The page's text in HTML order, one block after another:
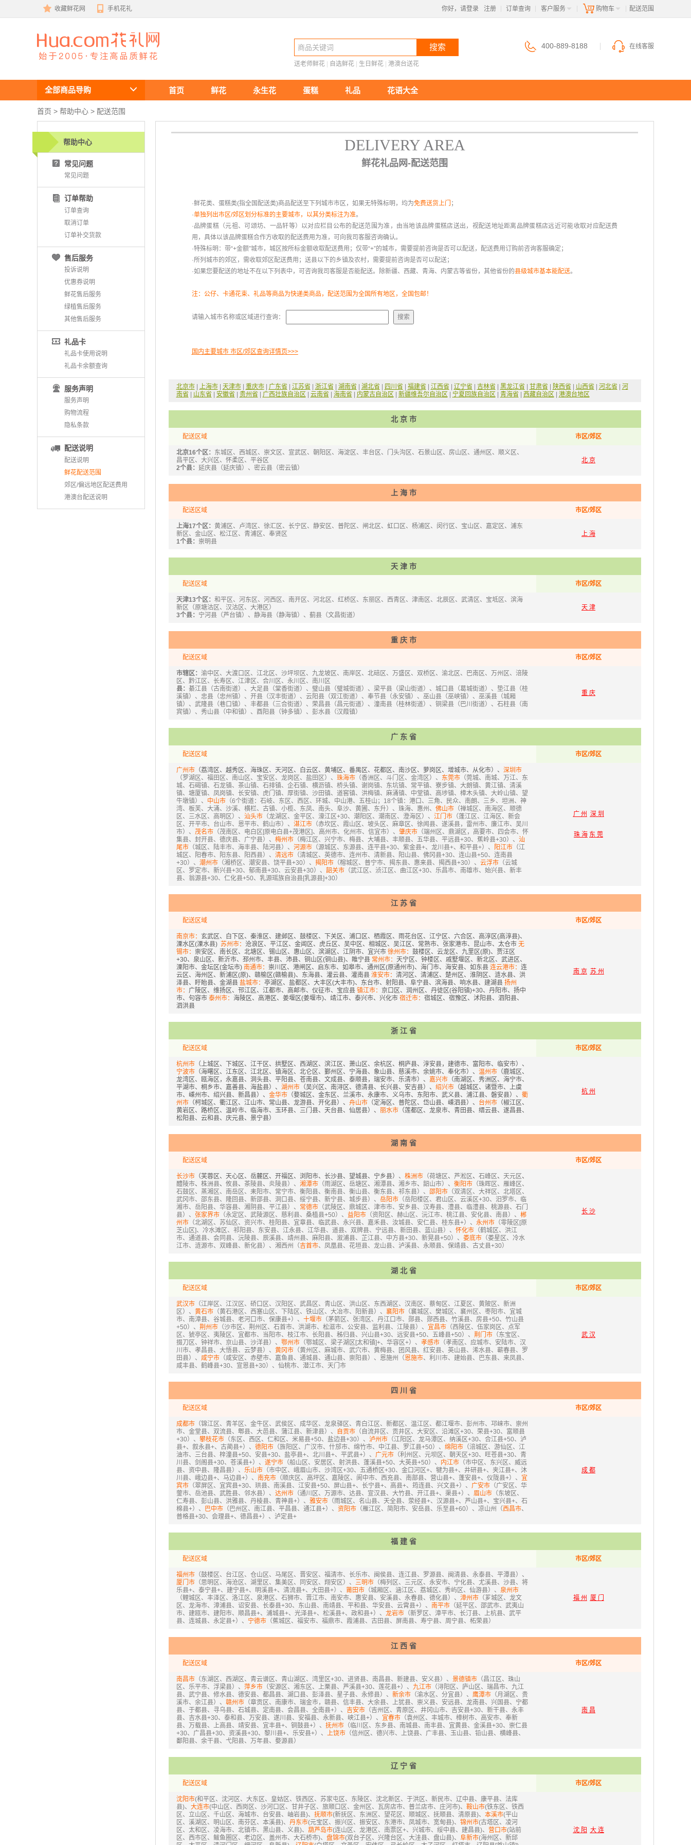
收藏鲜花网 手机花礼 你好，请登录 注册 订单查询 客户服务 购物车 配送范围
鲜花速递
搜索
送老师鲜花 自选鲜花 生日鲜花 港澳台送花
400-889-8188 在线客服
全部商品导购 首页 鲜花 永生花 蛋糕 礼品 花语大全
首页 > 帮助中心 > 配送范围
DELIVERY AREA
鲜花礼品网-配送范围
·鲜花类、蛋糕类(指全国配送类)商品配送至下列城市市区，如果无特殊标明，均为免费送货上门
；
·单独列出市区/郊区划分标准的主要城市，以其分类标注为准。
·品牌蛋糕（元祖、可颂坊、一品轩等）以对应栏目公布的配送范围为准，由当地该品牌蛋糕店送出，视配送地址距离品牌蛋糕店远近可能收取对应配送费
用，具体以该品牌蛋糕合作方收取的配送费用为准，可向我司客服咨询确认。
·特殊标明：带“+金额”城市，城区按所标金额收取配送费用；仅带“+”的城市，需要提前咨询是否可以配送，配送费用订购前咨询客服确定；
·所列城市的郊区，需收取郊区配送费用；送县以下的乡镇及农村，需要提前咨询是否可以配送；
·如果您要配送的地址不在以下列表中，可咨询我司客服是否能配送。除新疆、西藏、青海、内蒙古等省份，其他省份的县级城市基本能配送。
注：公仔、卡通花束、礼品等商品为快递类商品，配送范围为全国所有地区，全国包邮！
请输入城市名称或区域进行查询：
国内主要城市 市区/郊区查询详情页>>>
北京市 | 上海市 | 天津市 | 重庆市 | 广东省 | 江苏省 | 浙江省 | 湖南省 | 湖北省 | 四川省 | 福建省 | 江西省 | 辽宁省 | 吉林省 | 黑龙江省 | 甘肃省 | 陕西省 | 山西省 | 河北省 | 河
南省 | 山东省 | 安徽省 | 贵州省 | 广西壮族自治区 云南省 | 海南省 | 内蒙古自治区 新疆维吾尔自治区 宁夏回族自治区 青海省 | 西藏自治区 港澳台地区
北京市
配送区域 市区/郊区
北京16个区： 东城区、西城区、崇文区、宣武区、朝阳区、海淀区、丰台区、门头沟区、石景山区、房山区、通州区、顺义区、
昌平区、大兴区、怀柔区、平谷区
2个县： 延庆县（延庆镇）、密云县（密云镇）
北 京
上海市
配送区域 市区/郊区
上海17个区： 黄浦区、卢湾区、徐汇区、长宁区、静安区、普陀区、闸北区、虹口区、杨浦区、闵行区、宝山区、嘉定区、浦东
新区、金山区、松江区、青浦区、奉贤区
1个县： 崇明县
上 海
天津市
配送区域 市区/郊区
天津13个区： 和平区、河东区、河西区、南开区、河北区、红桥区、东丽区、西青区、津南区、北辰区、武清区、宝坻区、滨海
新区（原塘沽区、汉沽区、大港区）
3个县： 宁河县（芦台镇）、静海县（静海镇）、蓟县（文昌街道）
天 津
重庆市
配送区域 市区/郊区
市辖区： 渝中区、大渡口区、江北区、沙坪坝区、九龙坡区、南岸区、北碚区、万盛区、双桥区、渝北区、巴南区、万州区、涪陵
区、黔江区、长寿区、江津区、合川区、永川区、南川区
县： 綦江县（古南街道）、大足县（棠香街道）、璧山县（璧城街道）、梁平县（梁山街道）、城口县（葛城街道）、垫江县（桂
溪镇）、忠县（忠州镇）、开县（汉丰街道）、云阳县（双江街道）、奉节县（永安镇）、巫山县（巫峡镇）、巫溪县（城厢
镇）、武隆县（巷口镇）、丰都县（三合街道）、荣昌县（昌元街道）、潼南县（桂林街道）、铜梁县（巴川街道）、石柱县（南
宾镇）、秀山县（中和镇）、酉阳县（钟多镇）、彭水县（汉葭镇）
重 庆
广东省
配送区域 市区/郊区
广州市（荔湾区、越秀区、海珠区、天河区、白云区、黄埔区、番禺区、花都区、南沙区、萝岗区、增城市、从化市）、 深圳市
（罗湖区、福田区、南山区、宝安区、龙岗区、盐田区）、 珠海市（香洲区、斗门区、金湾区）、 东莞市（莞城、南城、万江、东
城、石碣镇、石龙镇、茶山镇、石排镇、企石镇、横沥镇、桥头镇、谢岗镇、东坑镇、常平镇、寮步镇、大朗镇、黄江镇、清溪
镇、塘厦镇、凤岗镇、长安镇、虎门镇、厚街镇、沙田镇、道窖镇、洪梅镇、麻涌镇、中堂镇、高埗镇、樟木头镇、大岭山镇、望
牛墩镇）、
中山市（6个街道：石岐、东区、西区、环城、中山港、五桂山；18个镇：港口、三角、民众、南朗、三乡、坦洲、神
湾、板芙、大涌、沙溪、横栏、古镇、小榄、东凤、南头、阜沙、黄圃、东升）、珠海、惠州、 佛山市（禅城区、南海区、顺德
区、三水区、高明区）、 汕头市（龙湖区、金平区、濠江区+30、潮阳区、潮南区、澄海区）、 江门市（蓬江区、江海区、新会
区、开平市、台山市、恩平市、鹤山市）、 湛江市（赤坎区、霞山区、坡头区、麻章区、徐闻县、遂溪县，雷州市、廉江市、吴川
市）、 茂名市（茂南区、电白区[原电白县+茂港区]、高州市、化州市、信宜市）、 肇庆市（端州区、鼎湖区，高要市、四会市、怀
集县、封开县、德庆县、广宁县）、 梅州市（梅江区、兴宁市、梅县、大埔县、丰顺县、五华县、平远县+30、蕉岭县+30）、 汕
尾市（城区、陆丰市、海丰县、陆河县）、 河源市（源城区、东源县、连平县+30、紫金县+、龙川县+、和平县+）、 阳江市（江
城区、阳春市、阳东县、阳西县）、 清远市（清城区、英德市、连州市、清新县、阳山县、佛冈县+30、连山县+50、连南县
+30）、 潮州市（湘桥区、潮安县、饶平县+30）、 揭阳市（榕城区、普宁市、揭东县、惠来县、揭西县+30）、 云浮市（云城
区、罗定市、新兴县+30、郁南县+30、云安县+30）、 韶关市（武江区、浈江区、曲江区+30、乐昌市、南雄市、始兴县、新丰
县、翁源县+30、仁化县+50、乳源瑶族自治县[乳源县]+30）
广 州 深 圳
珠 海 东 莞
江苏省
配送区域 市区/郊区
南京市： 玄武区、白下区、秦淮区、建邺区、鼓楼区、下关区、浦口区、栖霞区、雨花台区、江宁区、六合区、高淳区(高淳县)、
溧水区(溧水县) 苏州市： 沧浪区、平江区、金阊区、虎丘区、吴中区、相城区、吴江区、常熟市、张家港市、昆山市、太仓市 无
锡市：
崇安区、南长区、北塘区、锡山区、惠山区、滨湖区、江阴市、宜兴市 徐州市： 鼓楼区、云龙区、九里区(原)、贾汪区
+30、泉山区、新沂市、邳州市、丰县、沛县、铜山区(铜山县)、睢宁县 常州市： 天宁区、钟楼区、戚墅堰区、新北区、武进区、
溧阳市、金坛区(金坛市) 南通市： 崇川区、港闸区、启东市、如皋市、通州区(原通州市)、海门市、海安县、如东县 连云港市： 连
云区、海州区、新浦区(原)、赣榆区(赣榆县)、东海县、灌云县、灌南县 淮安市： 清河区、清浦区、楚州区、淮阴区、涟水县、洪
泽县、盱眙县、金湖县 盐城市： 亭湖区、盐都区、大丰区(大丰市)、东台市、射阳县、阜宁县、滨海县、响水县、建湖县 扬州
市：
广陵区、维扬区、邗江区、江都市、高邮市、仪征市、宝应县 镇江市： 京口区、润州区、丹徒区(谷阳镇)+30、丹阳市、扬中
市、句容市 泰州市： 海陵区、高港区、姜堰区(姜堰市)、靖江市、泰兴市、兴化市 宿迁市： 宿城区、宿豫区、沭阳县、泗阳县、
泗洪县
南 京 苏 州
浙江省
配送区域 市区/郊区
杭州市（上城区、下城区、江干区、拱墅区、西湖区、滨江区、萧山区、余杭区、桐庐县、淳安县，建德市、富阳市、临安市）、
宁波市（海曙区、江东区、江北区、镇海区、北仑区、鄞州区、宁海县、象山县、慈溪市、余姚市、奉化市）、 温州市（鹿城区、
龙湾区、瓯海区，永嘉县、洞头县、平阳县、苍南县、文成县、泰顺县，瑞安市、乐清市）、 嘉兴市（南湖区、秀洲区、海宁市、
平湖市、桐乡市、嘉善县、海盐县）、 湖州市（吴兴区、南浔区、德清县、长兴县、安吉县）、 绍兴市（越城区、诸暨市、上虞
市、嵊州市、绍兴县、新昌县）、 金华市（婺城区、金东区、兰溪市、永康市、义乌市、东阳市、武义县、浦江县、磐安县）、 衢
州市（柯城区、衢江区、江山市、常山县、龙游县、开化县）、 舟山市（定海区、普陀区、岱山县、嵊泗县）、 台州市（椒江区、
黄岩区、路桥区、温岭市、临海市、玉环县、三门县、天台县、仙居县）、
丽水市（莲都区、龙泉市、青田县、缙云县、遂昌县、
松阳县、云和县、庆元县、景宁县）
杭 州
湖南省
配送区域 市区/郊区
长沙市（芙蓉区、天心区、岳麓区、开福区、浏阳市、长沙县、望城县、宁乡县） 、 株洲市（荷塘区 、 芦淞区 、 石峰区 、 天元区 、
醴陵市、 株洲县、 攸县、 茶陵县、 炎陵县）、 湘潭市（雨湖区 、 岳塘区 、 湘潭县、 湘乡市、 韶山市）、 衡阳市（珠晖区、雁峰区、
石鼓区、蒸湘区、南岳区、耒阳市、常宁市、衡阳县、衡南县、衡山县、衡东县、祁东县）、 邵阳市（双清区、大祥区、北塔区、
武冈市、邵东县、隆回县、新邵县、洞口县、绥宁县、新宁县、城步县）、 岳阳市（岳阳楼区、君山区、云溪区+30、汨罗市、临
湘市、岳阳县、华容县、湘阴县、平江县）、
常德市（武陵区、鼎城区、津市市、安乡县、汉寿县、澧县、临澧县、桃源县、石门
县）、
张家界市（永定区、武陵源区、慈利县、桑植县+50）、 益阳市（资阳区、赫山区、沅江市、桃江县、安化县、南县）、 郴
州市（北湖区、苏仙区、资兴市、桂阳县、宜章县、临武县、永兴县、嘉禾县、汝城县、安仁县、桂东县+）、 永州市（零陵区[原
芝山区]、冷水滩区、祁阳县、东安县、江永县、江华县、道县、双牌县、宁远县、新田县、蓝山县）、 怀化市（鹤城区、洪江
市、通道县、会同县、沅陵县、辰溪县、靖州县、麻阳县、溆浦县、芷江县、中方县+30、新晃县+50）、 娄底市（娄星区、冷水
江市、涟源市、双峰县、新化县）、湘西州（吉首市、凤凰县、花垣县、龙山县、泸溪县、永顺县、保靖县、古丈县+30）
长 沙
湖北省
配送区域 市区/郊区
武汉市（江岸区、江汉区、硚口区、汉阳区、武昌区、青山区、洪山区、东西湖区、汉南区、蔡甸区、江夏区、黄陂区、新洲
区）、 黄石市（黄石港区、西塞山区、下陆区、铁山区、大冶市、阳新县）、 襄阳市（襄城区、樊城区、襄州区、枣阳市、宜城
市、南漳县、谷城县、老河口市、保康县+）、 十堰市（茅箭区、张湾区、丹江口市、郧县、郧西县、竹溪县、房县+50、竹山县
+50）、 荆州市（沙市区、荆州区、石首市、洪湖市、松滋市、公安县、监利县、江陵县）、 宜昌市（西陵区、伍家岗区、点军
区、猇亭区、夷陵区、宜都市、当阳市、枝江市、长阳县、秭归县、兴山县+30、远安县+50、五峰县+50）、 荆门市（东宝区、
掇刀区、钟祥市、京山县、沙洋县）、 鄂州市（鄂城区、梁子湖区[太和镇]+、华容区+）、 孝感市（孝南区、应城市、安陆市、汉
川市、孝昌县、大悟县、云梦县）、 黄冈市（黄州区、麻城市、武穴市、黄梅县、团风县、红安县、英山县、浠水县、蕲春县、罗
田县）、 咸宁市（咸安区、赤壁市、嘉鱼县、通城县、通山县、崇阳县）、恩施州（恩施市、利川市、建始县、巴东县、来凤县、
咸丰县、鹤峰县+30、宣恩县+30）、仙桃市、潜江市、天门市
武 汉
四川省
配送区域 市区/郊区
成都市（锦江区、青羊区、金牛区、武侯区、成华区、龙泉驿区、青白江区、新都区、温江区、都江堰市、彭州市、邛崃市、崇州
市、金堂县、双流县、郫县、大邑县、蒲江县、新津县）、
自贡市（自流井区、贡井区、大安区、沿滩区+30、荣县+30、富顺县
+30）、 攀枝花市（东区、西区、仁和区、米易县+50、盐边县+30）、 泸州市（江阳区、龙马潭区、纳溪区+30、合江县+50、泸
县+、叙永县+、古蔺县+）、 德阳市（旌阳区、广汉市、什邡市、绵竹市、中江县、罗江县+50）、 绵阳市（涪城区、游仙区、江
油市、三台县、梓潼县+50、安县+30、盐亭县+、北川县+、平武县+）、 广元市（利州区、元坝区、朝天区+30、旺苍县+30、青
川县、剑阁县+30、苍溪县+）、 遂宁市（船山区、安居区、射洪县、蓬溪县+50、大英县+50）、 内江市（市中区、东兴区、威远
县、资中县、隆昌县）、 乐山市（市中区、峨眉山市、沙湾区+30、五通桥区+30、金口河区+、犍为县+、井研县+、夹江县+、沐
川县、峨边县+、马边县+）、
南充市（顺庆区、高坪区、嘉陵区、阆中市、西充县、南部县、营山县+、蓬安县+、仪陇县+）、
宜
宾市（翠屏区、宜宾县+30、珙县、南溪县、江安县+50、屏山县+、长宁县+、高县+、筠连县、兴文县+）、 广安市（广安区、华
蓥市、岳池县、武胜县、邻水县）、 达州市（通川区、万源市、达县、宣汉县、大竹县、开江县+、渠县+）、 眉山市（东坡区、
仁寿县、彭山县、洪雅县、丹棱县、青神县+）、 雅安市（雨城区、名山县、天全县、荥经县+、汉源县+、芦山县+、宝兴县+、石
棉县+）、
巴中市（巴州区、南江县、平昌县、通江县+）、 资阳市（雁江区、简阳市、安岳县、乐至县+60）、凉山州（西昌市、
普格县+30、会理县+、德昌县+）、泸定县+
成 都
福建省
配送区域 市区/郊区
福州市（鼓楼区、台江区、仓山区、马尾区、晋安区、福清市、长乐市、闽侯县、连江县、罗源县、闽清县、永泰县、平潭县）、
厦门市（思明区、海沧区、湖里区、集美区、同安区、翔安区）、 三明市（梅列区、三元区、永安市、宁化县、尤溪县、沙县、将
乐县+、泰宁县+、建宁县+、明溪县+、清流县+、大田县+）、
莆田市（城厢区、涵江区、荔城区、秀屿区、仙游县）、 泉州市
（鲤城区、丰泽区、洛江区、泉港区、石狮市、晋江市、南安市、惠安县、安溪县、永春县、德化县）、 漳州市（芗城区、龙文
区、龙海市、漳浦县、诏安县、长泰县+30、东山县、南靖县、平和县、华安县、云霄县+）、
南平市（延平区、邵武市、武夷山
市、建瓯市、建阳市、顺昌县+、浦城县+、光泽县+、松溪县+、政和县+）、 龙岩市（新罗区、漳平市、长汀县、上杭县、武平
县、连城县、永定县+）、 宁德市（蕉城区、福安市、福鼎市、霞浦县、古田县、屏南县、寿宁县、周宁县、柘荣县）
福 州 厦 门
江西省
配送区域 市区/郊区
南昌市（东湖区、西湖区、青云谱区、青山湖区、湾里区+30、进贤县、南昌县、新建县、安义县）、 景德镇市（昌江区、珠山
区、乐平市、浮梁县）、 萍乡市（安源区、湘东区、上栗县、芦溪县+30、莲花县+）、 九江市（浔阳区、庐山区、瑞昌市、九江
县、武宁县、修水县、德安县、都昌县、湖口县、彭泽县、星子县、永修县）、 新余市（渝水区、分宜县）、 鹰潭市（月湖区、贵
溪市、余江县）、 赣州市（章贡区、南康市、瑞金市，赣县、信丰县、大余县、上犹县、崇义县、安远县、龙南县、兴国县、宁都
县、于都县、寻乌县、石城县、定南县、会昌县、全南县+）、 吉安市（吉州区、青原区、井冈山市、吉安县+30、新干县、永丰
县、吉水县+30、泰和县、万安县、遂川县、安福县、永新县、峡江县+）、
宜春市（袁州区、丰城市、樟树市、高安市、奉新
县、万载县、上高县、靖安县、宜丰县+、铜鼓县+）、 抚州市（临川区、东乡县、南城县、南丰县、宜黄县、金溪县+30、崇仁县
+30、广昌县+30、资溪县+30、黎川县+、乐安县+）、 上饶市（信州区、德兴市、上饶县、广丰县、玉山县、铅山县、横峰县、
鄱阳县、余干县、弋阳县、万年县、婺源县）
南 昌
辽宁省
配送区域 市区/郊区
沈阳市(和平区、沈河区、大东区、皇姑区、铁西区、苏家屯区、东陵区、沈北新区、于洪区、新民市、辽中县、康平县、法库
县)、 大连市(中山区、西岗区、沙河口区、甘井子区、旅顺口区、金州区、瓦房店市、普兰店市、庄河市)、 鞍山市(铁东区、铁西
区、立山区、千山区、海城市、台安县、岫岩县)、 抚顺市(新抚区、东洲区、望花区、顺城区、抚顺县、清原县)、 本溪市(平山
区、溪湖区、明山区、南芬区、本溪县)、 丹东市(元宝区、振兴区、振安区、东港市、凤城市、宽甸县)、 锦州市(古塔区、凌河
区、太和区、凌海市、北镇市、黑山县、义县)、 葫芦岛市(连山区、龙港区、南票区+、兴城市、绥中县、建昌县)、 营口市(站前
区、西市区、鲅鱼圈区、老边区、盖州市、大石桥市)、 盘锦市(双台子区、兴隆台区、大洼县、盘山县)、 阜新市(海州区、新邱
沈 阳 大 连
帮助中心
常见问题
常见问题
订单帮助
订单查询
取消订单
订单补交货款
售后服务
投诉说明
优惠券说明
鲜花售后服务
绿植售后服务
其他售后服务
礼品卡
礼品卡使用说明
礼品卡余额查询
服务声明
服务声明
购物流程
隐私条款
配送说明
配送说明
鲜花配送范围
郊区/偏远地区配送费用
港澳台配送说明